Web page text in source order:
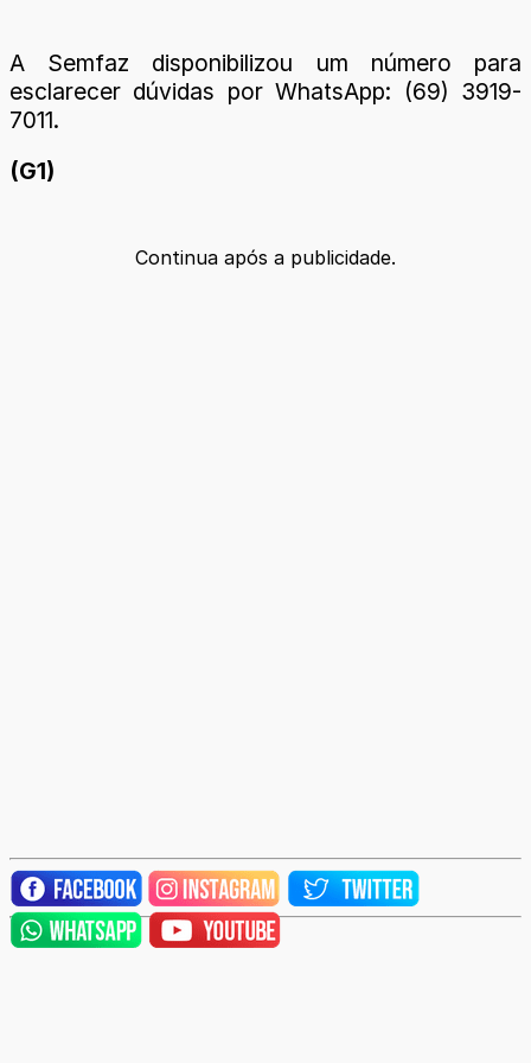
A Semfaz disponibilizou um número para
esclarecer dúvidas por WhatsApp: (69) 3919-
7011.
(G1)
Continua após a publicidade.